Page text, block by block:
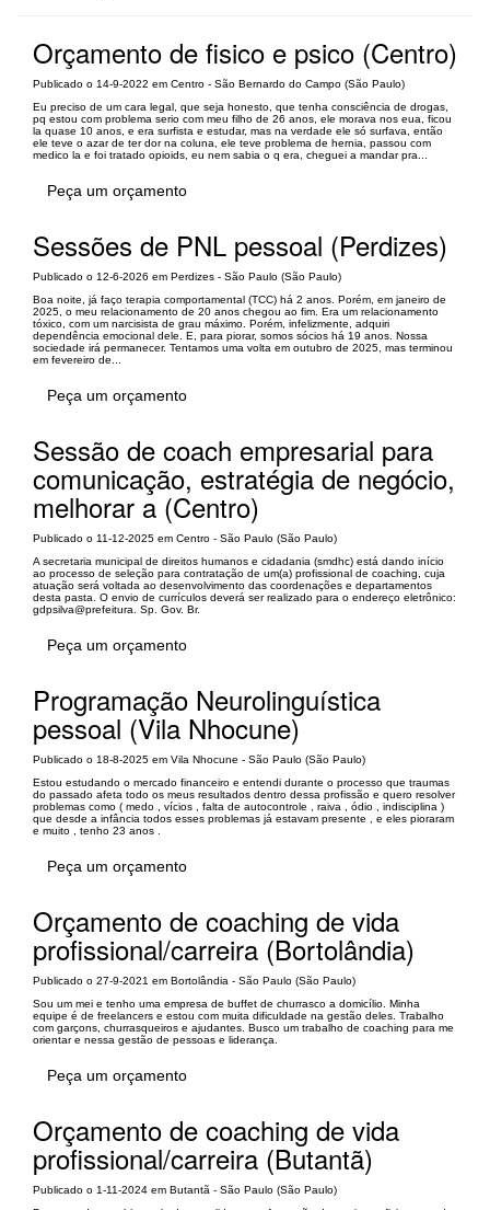
Orçamento de fisico e psico (Centro)
Publicado o 14-9-2022 em Centro - São Bernardo do Campo (São Paulo)
Eu preciso de um cara legal, que seja honesto, que tenha consciência de drogas,
pq estou com problema serio com meu filho de 26 anos, ele morava nos eua, ficou
la quase 10 anos, e era surfista e estudar, mas na verdade ele só surfava, então
ele teve o azar de ter dor na coluna, ele teve problema de hernia, passou com
medico la e foi tratado opioids, eu nem sabia o q era, cheguei a mandar pra...
Peça um orçamento
Sessões de PNL pessoal (Perdizes)
Publicado o 12-6-2026 em Perdizes - São Paulo (São Paulo)
Boa noite, já faço terapia comportamental (TCC) há 2 anos. Porém, em janeiro de
2025, o meu relacionamento de 20 anos chegou ao fim. Era um relacionamento
tóxico, com um narcisista de grau máximo. Porém, infelizmente, adquiri
dependência emocional dele. E, para piorar, somos sócios há 19 anos. Nossa
sociedade irá permanecer. Tentamos uma volta em outubro de 2025, mas terminou
em fevereiro de...
Peça um orçamento
Sessão de coach empresarial para
comunicação, estratégia de negócio,
melhorar a (Centro)
Publicado o 11-12-2025 em Centro - São Paulo (São Paulo)
A secretaria municipal de direitos humanos e cidadania (smdhc) está dando início
ao processo de seleção para contratação de um(a) profissional de coaching, cuja
atuação será voltada ao desenvolvimento das coordenações e departamentos
desta pasta. O envio de currículos deverá ser realizado para o endereço eletrônico:
gdpsilva@prefeitura. Sp. Gov. Br.
Peça um orçamento
Programação Neurolinguística
pessoal (Vila Nhocune)
Publicado o 18-8-2025 em Vila Nhocune - São Paulo (São Paulo)
Estou estudando o mercado financeiro e entendi durante o processo que traumas
do passado afeta todo os meus resultados dentro dessa profissão e quero resolver
problemas como ( medo , vícios , falta de autocontrole , raiva , ódio , indisciplina )
que desde a infância todos esses problemas já estavam presente , e eles pioraram
e muito , tenho 23 anos .
Peça um orçamento
Orçamento de coaching de vida
profissional/carreira (Bortolândia)
Publicado o 27-9-2021 em Bortolândia - São Paulo (São Paulo)
Sou um mei e tenho uma empresa de buffet de churrasco a domicílio. Minha
equipe é de freelancers e estou com muita dificuldade na gestão deles. Trabalho
com garçons, churrasqueiros e ajudantes. Busco um trabalho de coaching para me
orientar e nessa gestão de pessoas e liderança.
Peça um orçamento
Orçamento de coaching de vida
profissional/carreira (Butantã)
Publicado o 1-11-2024 em Butantã - São Paulo (São Paulo)